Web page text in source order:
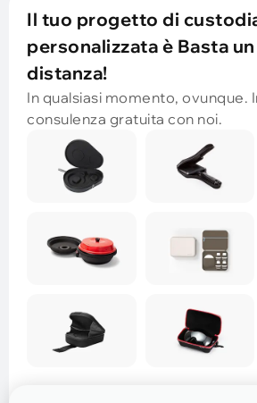
Il tuo progetto di
personalizzata è Basta
distanza!
In qualsiasi momento, ovunque.
consulenza gratuita con noi.